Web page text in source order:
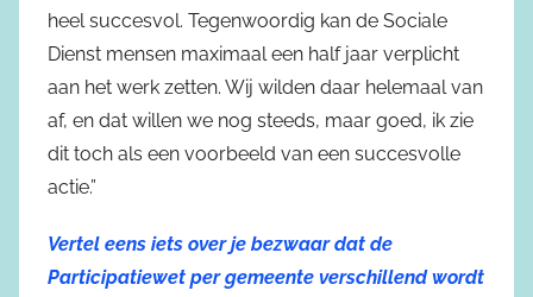
heel succesvol. Tegenwoordig kan de Sociale
Dienst mensen maximaal een half jaar verplicht
aan het werk zetten. Wij wilden daar helemaal van
af, en dat willen we nog steeds, maar goed, ik zie
dit toch als een voorbeeld van een succesvolle
actie.”
Vertel eens iets over je bezwaar dat de
Participatiewet per gemeente verschillend wordt